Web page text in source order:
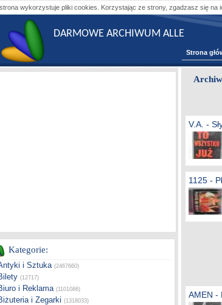
wykorzystuje pliki cookies. Korzystając ze strony, zgadzasz się na
DARMOWE ARCHIWUM ALLE
Strona
Kategorie:
i Sztuka (2467660)
(12717)
i Reklama (1101086)
i Zegarki (1318033)
V.A. -
1125 -
AMEN -